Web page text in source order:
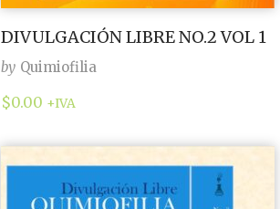
DIVULGACIÓN LIBRE NO.2 VOL 1
by Quimiofilia
$0.00 +IVA